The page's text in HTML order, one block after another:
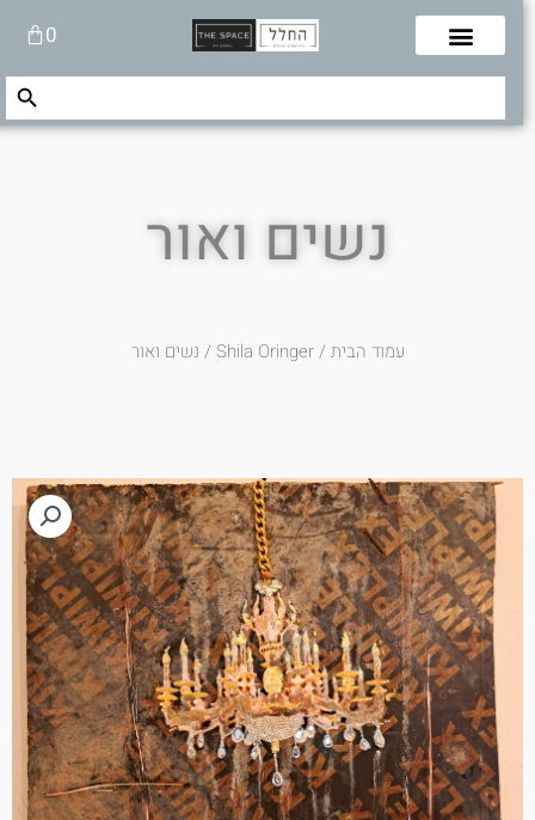
0עגלת
קניות
Search
Search Button
נשים ואור
עמוד הבית/
Shila Oringer/ נשים ואור